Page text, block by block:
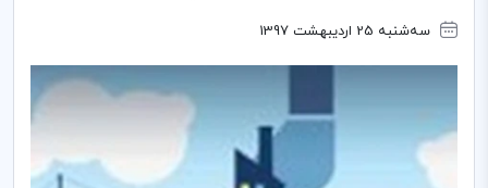
سه‌شنبه 25 اردیبهشت 1397